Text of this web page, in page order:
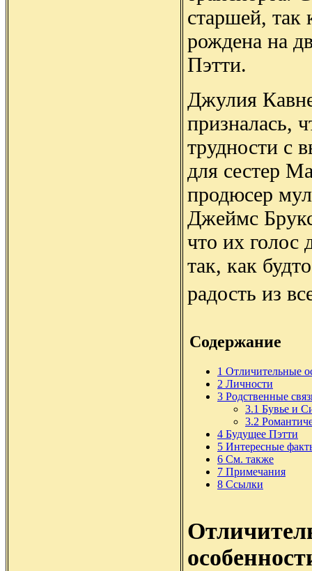
старшей, так
рождена на
Пэтти.
Джулия
призналась,
трудности с
для сестер
продюсер
Джеймс
что их голос
так, как
радость из
Содержание
1 Отличительные
2 Личности
3 Родственные
3.1 Бувье и
3.2
4 Будущее Пэтти
5 Интересные
6 См. также
7 Примечания
8 Ссылки